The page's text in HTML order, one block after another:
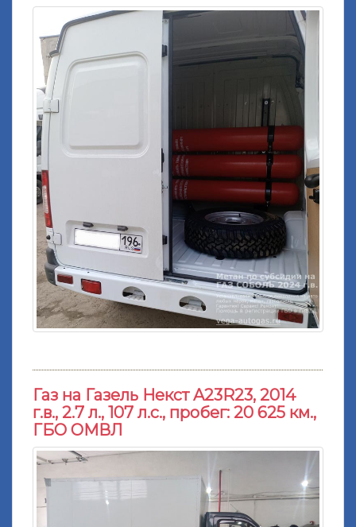
Газ на Газель Некст A23R23, 2014
г.в., 2.7 л., 107 л.с., пробег: 20 625 км.,
ГБО ОМВЛ